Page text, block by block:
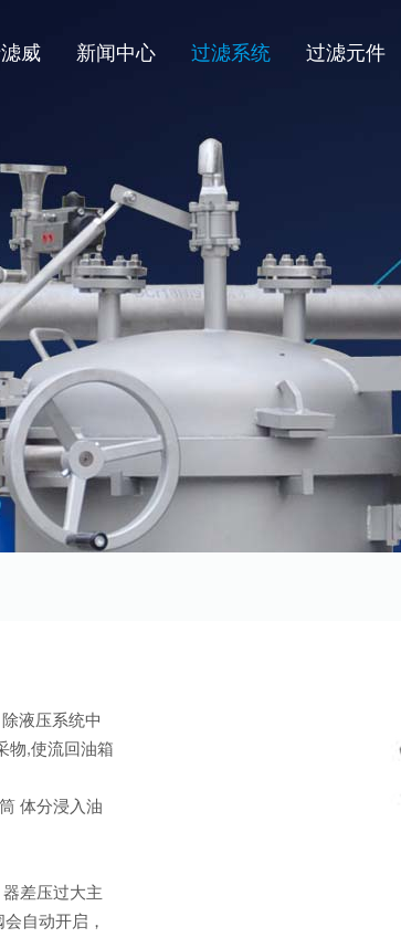
威 新闻中心 过滤系统 过滤元件
液压系统中
物,使流回油箱
体分浸入油
差压过大主
自动开启，